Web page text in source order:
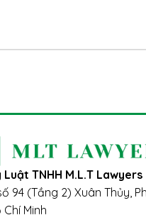
TNHH M.L.T Lawyers
94 (Tầng 2) Xuân Thủy,
Minh